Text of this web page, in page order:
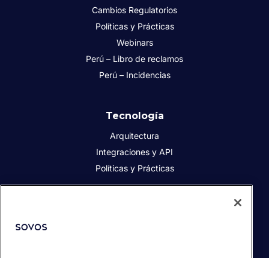
Cambios Regulatorios
Políticas y Prácticas
Webinars
Perú – Libro de reclamos
Perú – Incidencias
Tecnología
Arquitectura
Integraciones y API
Políticas y Prácticas